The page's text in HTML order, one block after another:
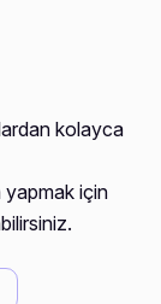
kolayca
yapmak için